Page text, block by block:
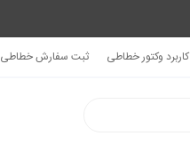
کاربرد وکتور خطاطی ثبت سفارش خطاطی